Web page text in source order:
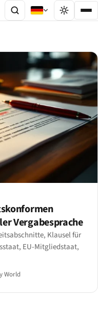
Vergabesprache
Klausel für
EU-Mitgliedstaat,
World